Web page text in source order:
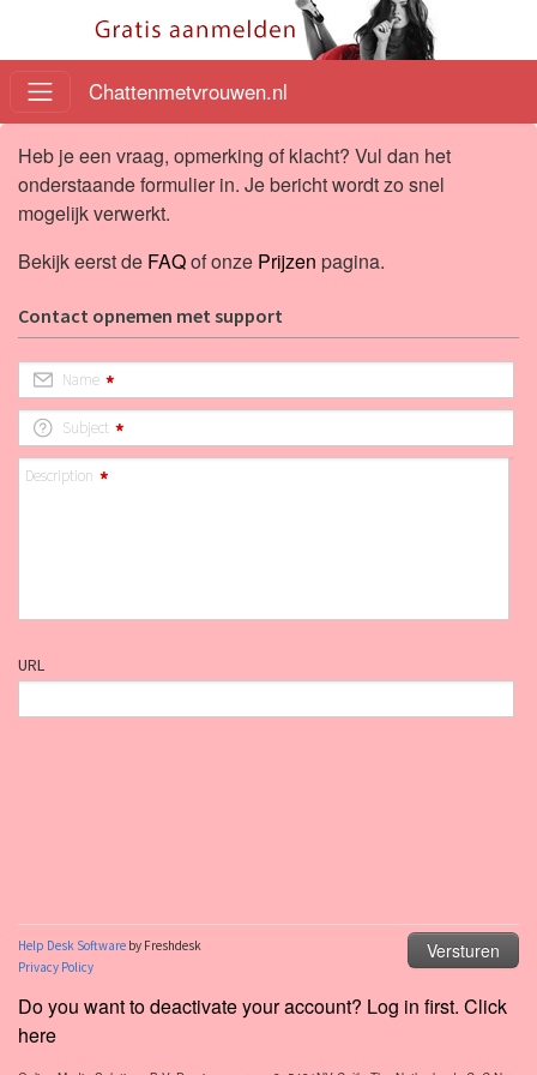
Chattenmetvrouwen.nl
Heb je een vraag, opmerking of klacht? Vul dan het
onderstaande formulier in. Je bericht wordt zo snel
mogelijk verwerkt.
Bekijk eerst de FAQof onze Prijzen pagina.
Do you want to deactivate your account? Log in first. Click
here